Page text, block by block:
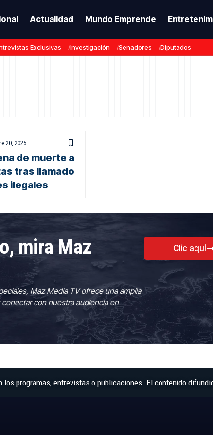
Actualidad Mundo Emprende
Exclusivas Investigación Senadores Diputados
20, 2025
de muerte a
tras llamado
ilegales
mira Maz
Maz Media TV ofrece una amplia
con nuestra audiencia en
Clic aquí
programas, entrevistas o publicaciones. El contenido